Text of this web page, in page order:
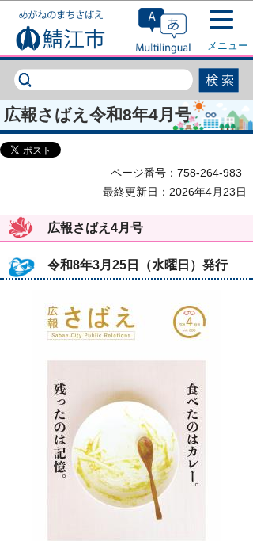
このページの本文へ移動
メニュー
広報さばえ令和8年4月号
ページ番号：758-264-983
最終更新日：2026年4月23日
広報さばえ4月号
令和8年3月25日（水曜日）発行